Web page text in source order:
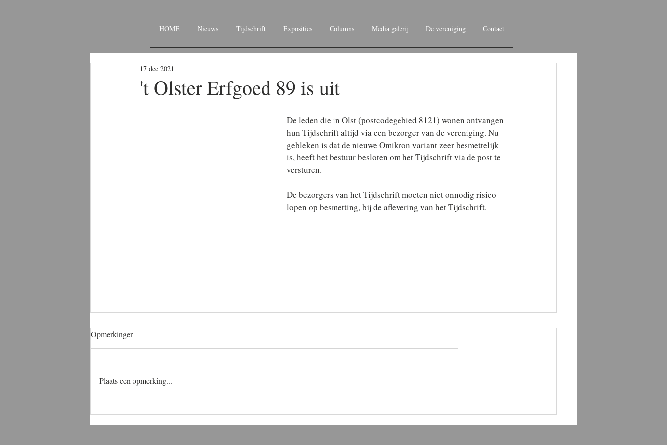
HOME Nieuws Tijdschrift Exposities Columns Media galerij De vereniging Contact
't Olster Erfgoed 89 is uit
17 dec 2021
De leden die in Olst (postcodegebied 8121) wonen ontvangen
hun Tijdschrift altijd via een bezorger van de vereniging. Nu
gebleken is dat de nieuwe Omikron variant zeer besmettelijk
is, heeft het bestuur besloten om het Tijdschrift via de post te
versturen.
De bezorgers van het Tijdschrift moeten niet onnodig risico
lopen op besmetting, bij de aflevering van het Tijdschrift.
Opmerkingen
Plaats een opmerking...